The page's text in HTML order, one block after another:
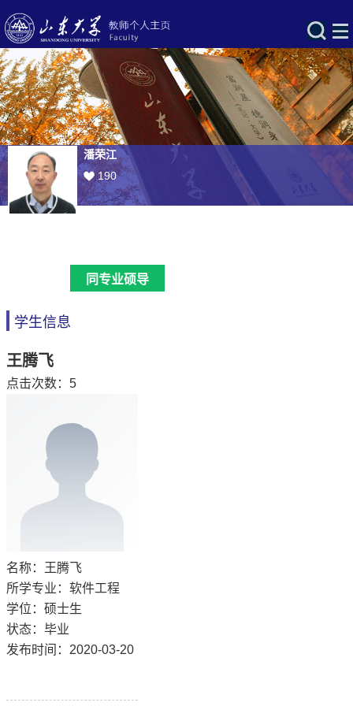
潘荣江
190
同专业硕导
学生信息
王腾飞
点击次数： 5
名称：王腾飞
所学专业：软件工程
学位：硕士生
状态：毕业
发布时间：2020-03-20